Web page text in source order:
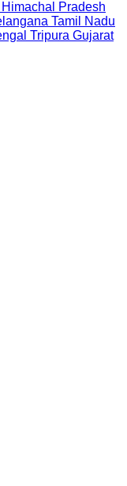
Himachal Pradesh
Tamil Nadu
Tripura Gujarat